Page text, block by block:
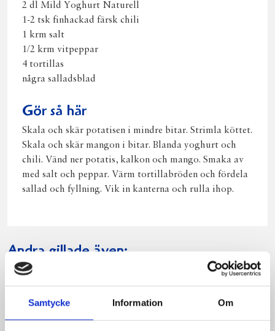
Samtycke Information Om
2 dl Mild Yoghurt Naturell
1-2 tsk finhackad färsk chili
1 krm salt
1/2 krm vitpeppar
4 tortillas
några salladsblad
Gör så här
Skala och skär potatisen i mindre bitar. Strimla köttet.
Skala och skär mangon i bitar. Blanda yoghurt och
chili. Vänd ner potatis, kalkon och mango. Smaka av
med salt och peppar. Värm tortillabröden och fördela
sallad och fyllning. Vik in kanterna och rulla ihop.
Andra gillade även: